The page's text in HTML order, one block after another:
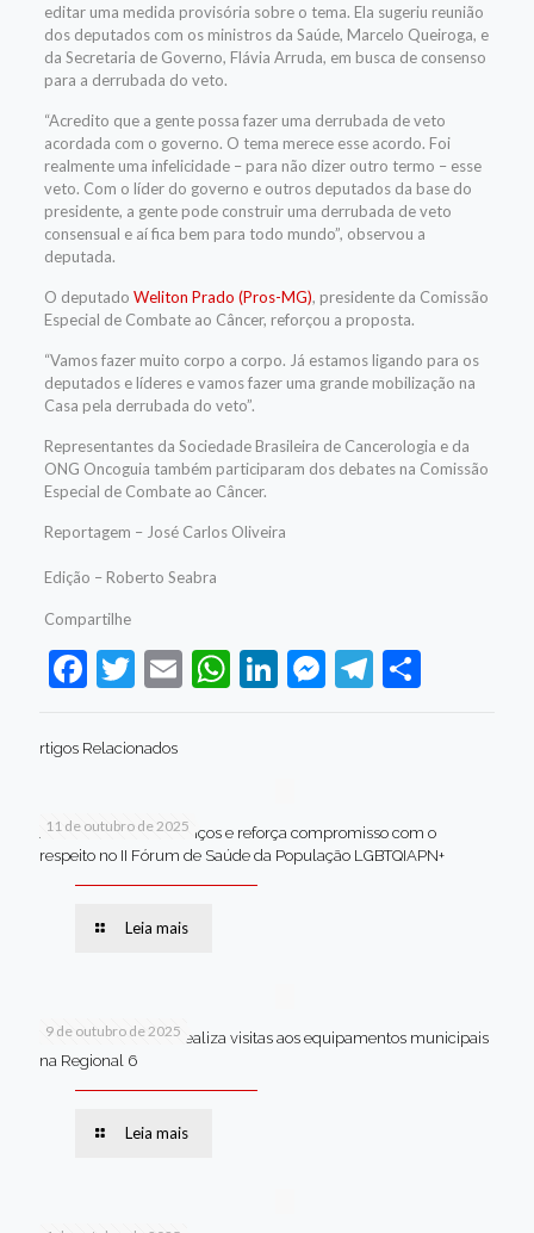
editar uma medida provisória sobre o tema. Ela sugeriu reunião
dos deputados com os ministros da Saúde, Marcelo Queiroga, e
da Secretaria de Governo, Flávia Arruda, em busca de consenso
para a derrubada do veto.
“Acredito que a gente possa fazer uma derrubada de veto
acordada com o governo. O tema merece esse acordo. Foi
realmente uma infelicidade – para não dizer outro termo – esse
veto. Com o líder do governo e outros deputados da base do
presidente, a gente pode construir uma derrubada de veto
consensual e aí fica bem para todo mundo”, observou a
deputada.
O deputado Weliton Prado (Pros-MG), presidente da Comissão
Especial de Combate ao Câncer, reforçou a proposta.
“Vamos fazer muito corpo a corpo. Já estamos ligando para os
deputados e líderes e vamos fazer uma grande mobilização na
Casa pela derrubada do veto”.
Representantes da Sociedade Brasileira de Cancerologia e da
ONG Oncoguia também participaram dos debates na Comissão
Especial de Combate ao Câncer.
Reportagem – José Carlos Oliveira
Edição – Roberto Seabra
Compartilhe
Facebook
Twitter
EmailWhatsApp
LinkedIn
Messenger
Telegram
Share
rtigos Relacionados
11 de outubro de 2025
Jaboatão celebra avanços e reforça compromisso com o
respeito no II Fórum de Saúde da População LGBTQIAPN+
Leia mais
9 de outubro de 2025
Van dos secretários realiza visitas aos equipamentos municipais
na Regional 6
Leia mais